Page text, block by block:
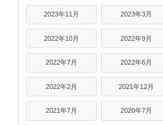
2023年11月 2023年3月
2022年10月 2022年9月
2022年7月 2022年6月
2022年2月 2021年12月
2021年7月 2020年7月